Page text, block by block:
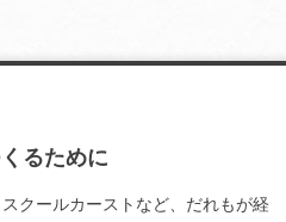
るために
クールカーストなど、だれもが経